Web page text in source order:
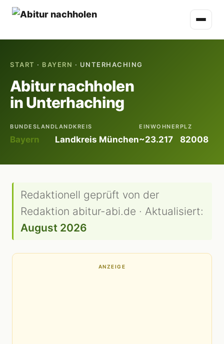
START · BAYERN · UNTERHACHING
Abitur nachholen
in Unterhaching
BUNDESLAND
Bayern
LANDKREIS
Landkreis München
EINWOHNER
~23.217
PLZ
82008
Redaktionell geprüft von der
Redaktion abitur-abi.de · Aktualisiert:
August 2026
ANZEIGE